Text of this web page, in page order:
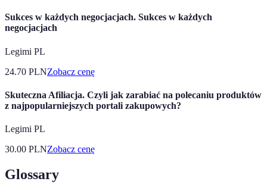
Sukces w każdych negocjacjach. Sukces w każdych
negocjacjach
Legimi PL
24.70 PLNZobacz cenę
Skuteczna Afiliacja. Czyli jak zarabiać na polecaniu produktów
z najpopularniejszych portali zakupowych?
Legimi PL
30.00 PLNZobacz cenę
Glossary